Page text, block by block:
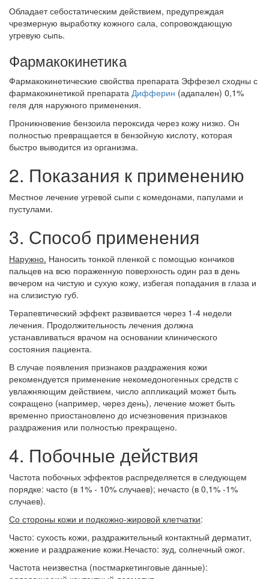
Обладает себостатическим действием, предупреждая
чрезмерную выработку кожного сала, сопровождающую
угревую сыпь.
Фармакокинетика
Фармакокинетические свойства препарата Эффезел сходны с
фармакокинетикой препарата Дифферин (адапален) 0,1%
геля для наружного применения.
Проникновение бензоила пероксида через кожу низко. Он
полностью превращается в бензойную кислоту, которая
быстро выводится из организма.
2. Показания к применению
Местное лечение угревой сыпи с комедонами, папулами и
пустулами.
3. Способ применения
Наружно. Наносить тонкой пленкой с помощью кончиков
пальцев на всю пораженную поверхность один раз в день
вечером на чистую и сухую кожу, избегая попадания в глаза и
на слизистую губ.
Терапевтический эффект развивается через 1-4 недели
лечения. Продолжительность лечения должна
устанавливаться врачом на основании клинического
состояния пациента.
В случае появления признаков раздражения кожи
рекомендуется применение некомедоногенных средств с
увлажняющим действием, число аппликаций может быть
сокращено (например, через день), лечение может быть
временно приостановлено до исчезновения признаков
раздражения или полностью прекращено.
4. Побочные действия
Частота побочных эффектов распределяется в следующем
порядке: часто (в 1% - 10% случаев); нечасто (в 0,1% -1%
случаев).
Со стороны кожи и подкожно-жировой клетчатки:
Часто: сухость кожи, раздражительный контактный дерматит,
жжение и раздражение кожи.Нечасто: зуд, солнечный ожог.
Частота неизвестна (постмаркетинговые данные):